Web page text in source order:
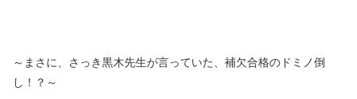
～まさに、さっき黒木先生が言っていた、補欠合格のドミノ倒
し！？～